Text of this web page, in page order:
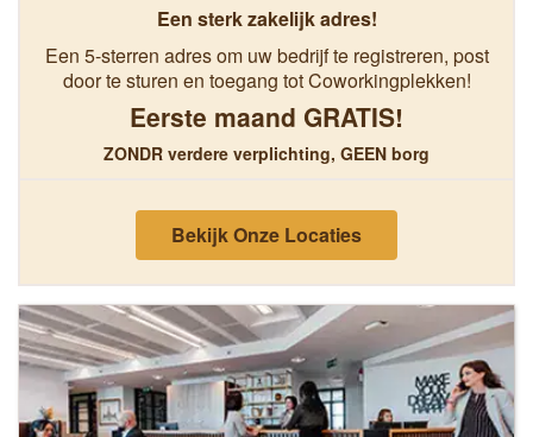
Een sterk zakelijk adres!
Een 5-sterren adres om uw bedrijf te registreren, post
door te sturen en toegang tot Coworkingplekken!
Eerste maand GRATIS!
ZONDR verdere verplichting, GEEN borg
Bekijk Onze Locaties